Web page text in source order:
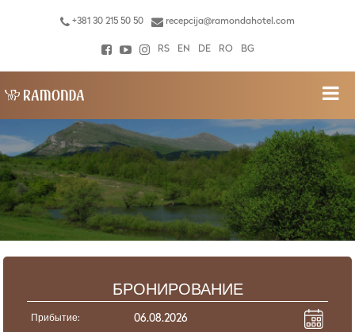
+381 30 215 50 50 recepcija@ramondahotel.com
RS EN DE RO BG
БРОНИРОВАНИЕ
Прибытие: